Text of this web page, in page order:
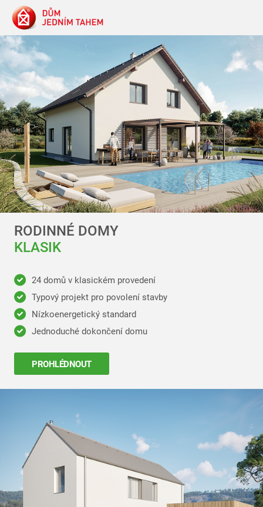
RODINNÉ DOMY
KLASIK
24 domů v klasickém provedení
Typový projekt pro povolení stavby
Nízkoenergetický standard
Jednoduché dokončení domu
PROHLÉDNOUT